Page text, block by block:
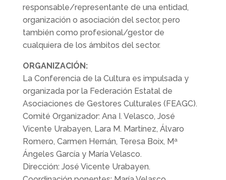
responsable/representante de una entidad,
organización o asociación del sector, pero
también como profesional/gestor de
cualquiera de los ámbitos del sector.
ORGANIZACIÓN:
La Conferencia de la Cultura es impulsada y
organizada por la Federación Estatal de
Asociaciones de Gestores Culturales (FEAGC).
Comité Organizador: Ana I. Velasco, José
Vicente Urabayen, Lara M. Martínez, Álvaro
Romero, Carmen Hernán, Teresa Boix, Mª
Ángeles García y María Velasco.
Dirección: José Vicente Urabayen.